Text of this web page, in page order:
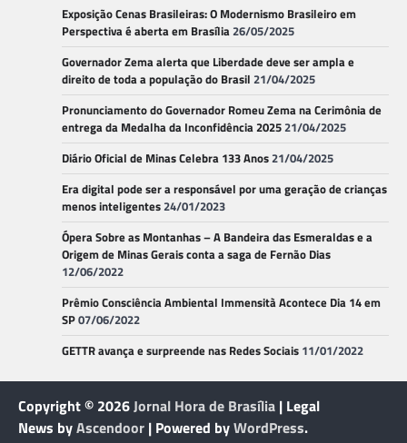
Exposição Cenas Brasileiras: O Modernismo Brasileiro em
Perspectiva é aberta em Brasília26/05/2025
Governador Zema alerta que Liberdade deve ser ampla e
direito de toda a população do Brasil 21/04/2025
Pronunciamento do Governador Romeu Zema na Cerimônia de
entrega da Medalha da Inconfidência 202521/04/2025
Diário Oficial de Minas Celebra 133 Anos21/04/2025
Era digital pode ser a responsável por uma geração de crianças
menos inteligentes24/01/2023
Ópera Sobre as Montanhas – A Bandeira das Esmeraldas e a
Origem de Minas Gerais conta a saga de Fernão Dias
12/06/2022
Prêmio Consciência Ambiental Immensità Acontece Dia 14 em
SP07/06/2022
GETTR avança e surpreende nas Redes Sociais 11/01/2022
Copyright © 2026Jornal Hora de Brasília | Legal
News byAscendoor | Powered byWordPress.